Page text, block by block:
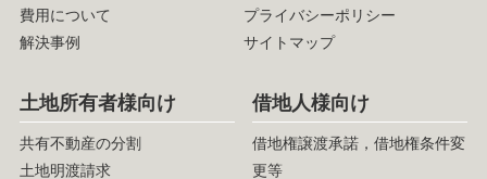
費用について
解決事例
プライバシーポリシー
サイトマップ
土地所有者様向け
共有不動産の分割
土地明渡請求
借地人様向け
借地権譲渡承諾，借地権条件変
更等